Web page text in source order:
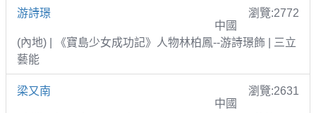
游詩璟
瀏覽:2772
中國
(內地) | 《寶島少女成功記》人物林柏鳳--游詩璟飾 | 三立
藝能
梁又南
瀏覽:2631
中國